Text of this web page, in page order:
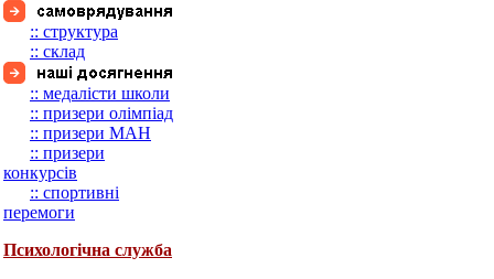
:: структура
:: склад
:: медалісти школи
:: призери олімпіад
:: призери МАН
:: призери
конкурсів
:: спортивні
перемоги
Психологічна служба